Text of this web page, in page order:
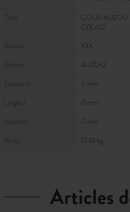
Titre
COLIS
CDL422
Auteur
XXX
Editeur
AUZOU
Epaisseur
0 mm
Largeur
0 mm
Hauteur
0 mm
Poids
12.14 kg
articles